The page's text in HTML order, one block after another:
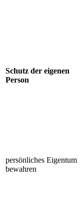
Schutz der eigenen
Person
persönliches Eigentum
bewahren